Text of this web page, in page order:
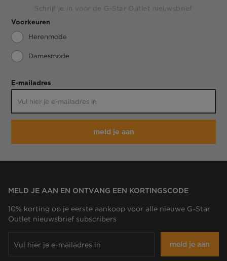
Schrijf je in voor de G-Star Outlet nieuwsbrief
Voorkeuren
Herenmode
Damesmode
E-mailadres
meld je aan
MELD JE AAN EN ONTVANG EEN KORTINGSCODE
10% korting op je eerste aankoop voor alle nieuwe G-Star
Outlet nieuwsbrief subscribers
meld je aan